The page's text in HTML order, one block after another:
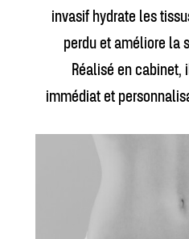
invasif hydrate les
perdu et améliore la
Réalisé en
immédiat et